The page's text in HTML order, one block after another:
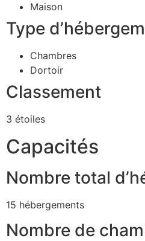
Maison
Type
Chambres
Dortoir
Classement
3 étoiles
Capacités
Nombre total
15 hébergements
Nombre de